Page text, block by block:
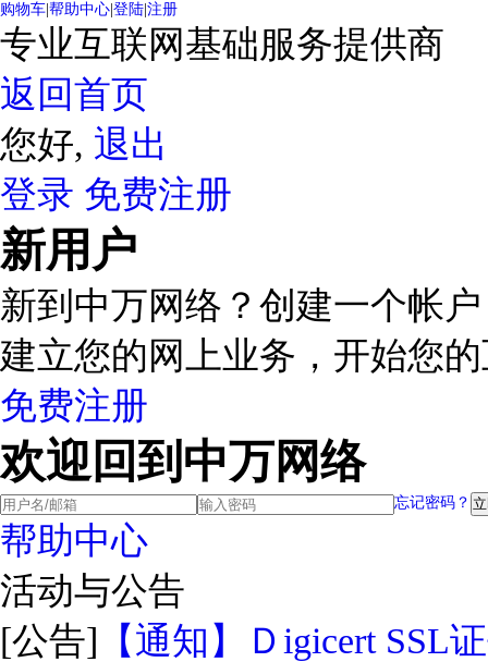
购物车 帮助中心 登陆 注册
专业互联网基础服务提供商
返回首页
您好, 退出
登录 免费注册
新用户
新到中万网络？创建一个帐
建立您的网上业务，开始您
免费注册
欢迎回到中万网络
忘记密码？
帮助中心
活动与公告
[公告] 【通知】Ｄigicert SSL